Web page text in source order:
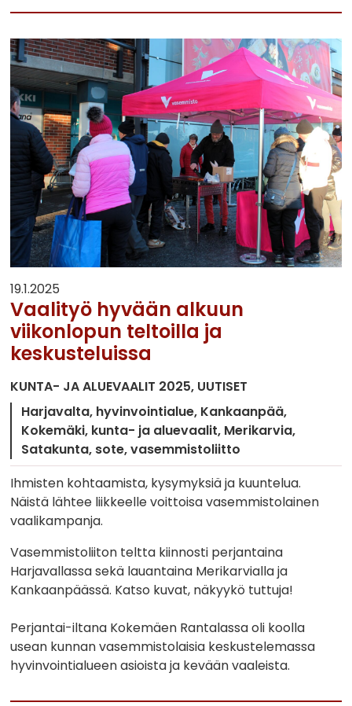
19.1.2025
Vaalityö hyvään alkuun
viikonlopun teltoilla ja
keskusteluissa
KUNTA- JA ALUEVAALIT 2025 UUTISET
Harjavalta hyvinvointialue Kankaanpää
Kokemäki kunta- ja aluevaalit Merikarvia
Satakunta sote vasemmistoliitto
Ihmisten kohtaamista, kysymyksiä ja kuuntelua.
Näistä lähtee liikkeelle voittoisa vasemmistolainen
vaalikampanja.
Vasemmistoliiton teltta kiinnosti perjantaina
Harjavallassa sekä lauantaina Merikarvialla ja
Kankaanpäässä. Katso kuvat, näkyykö tuttuja!
Perjantai-iltana Kokemäen Rantalassa oli koolla
usean kunnan vasemmistolaisia keskustelemassa
hyvinvointialueen asioista ja kevään vaaleista.